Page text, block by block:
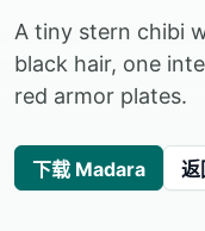
A tiny stern chibi
black hair, one
red armor plates.
下载 Madara 返